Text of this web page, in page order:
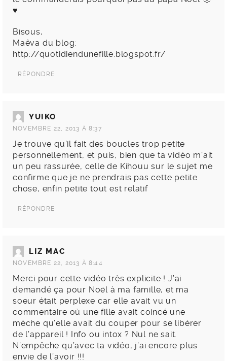
♥
Bisous,
Maêva du blog:
http://quotidiendunefille.blogspot.fr/
RÉPONDRE
YUIKO
NOVEMBRE 22, 2013 À 8:37
Je trouve qu’il fait des boucles trop petite
personnellement, et puis, bien que ta vidéo m’ait
un peu rassurée, celle de Kihouu sur le sujet me
confirme que je ne prendrais pas cette petite
chose, enfin petite tout est relatif
RÉPONDRE
LIZ MAC
NOVEMBRE 22, 2013 À 8:44
Merci pour cette vidéo très explicite ! J’ai
demandé ça pour Noël à ma famille, et ma
soeur était perplexe car elle avait vu un
commentaire où une fille avait coincé une
mèche qu’elle avait du couper pour se libérer
de l’appareil ! Info ou intox ? Nul ne sait.
N’empêche qu’avec ta vidéo, j’ai encore plus
envie de l’avoir !!!